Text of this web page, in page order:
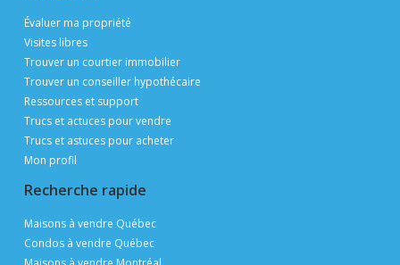
Évaluer ma propriété
Visites libres
Trouver un courtier immobilier
Trouver un conseiller hypothécaire
Ressources et support
Trucs et actuces pour vendre
Trucs et astuces pour acheter
Mon profil
Recherche rapide
Maisons à vendre Québec
Condos à vendre Québec